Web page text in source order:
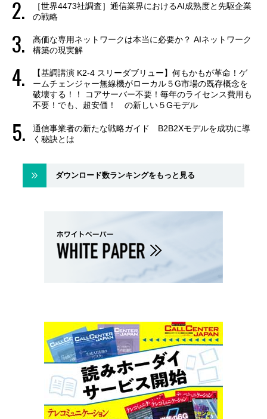
［世界4473社調査］通信業界におけるAI成熟度と先駆企業
の戦略
高価な専用ネットワークは本当に必要か？ AIネットワーク
構築の現実解
【基調講演 K2-4 スリーダブリュー】何もかもが革命！ゲ
ームチェンジャー無線機がローカル５G市場の既存概念を
破壊する！！ コアサーバー不要！毎年のライセンス費用も
不要！でも、超安価！ の新しい５Gモデル
通信事業者の新たな戦略ガイド B2B2Xモデルを成功に導
く秘訣とは
ダウンロード数ランキングをもっと見る